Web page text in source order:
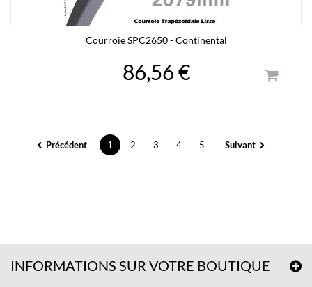
Courroie SPC2650 - Continental
86,56 €
Précédent 1 2 3 4 5 Suivant
INFORMATIONS SUR VOTRE BOUTIQUE